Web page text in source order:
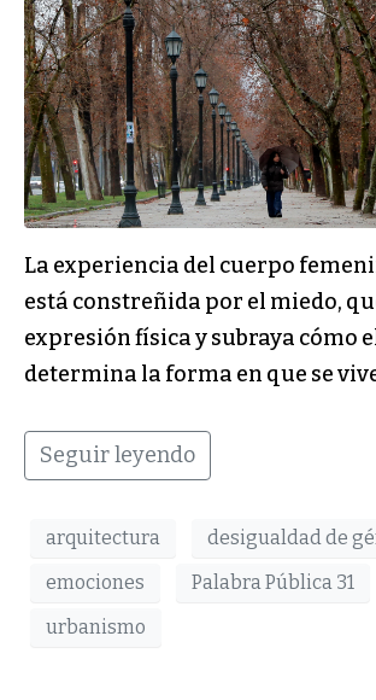
La experiencia del cuerpo
está constreñida por el miedo,
expresión física y subraya cómo
determina la forma en que se
Seguir leyendo
arquitectura
desigualdad de
emociones
Palabra Pública 31
urbanismo